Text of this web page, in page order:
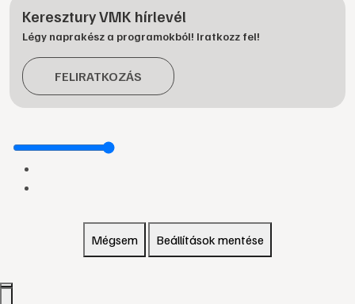
Keresztury VMK hírlevél
Légy naprakész a programokból! Iratkozz fel!
FELIRATKOZÁS
Mégsem Beállítások mentése